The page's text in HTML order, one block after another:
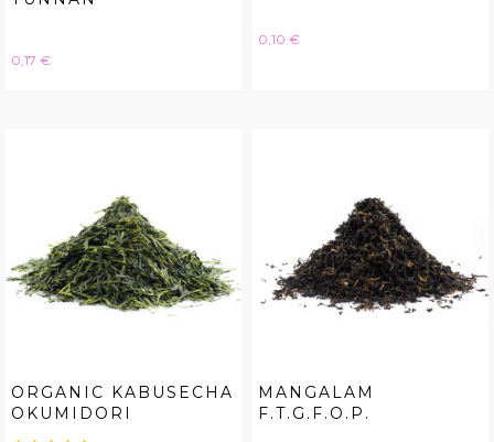
Hinta
0,17 €
Hinta
0,10 €
ORGANIC KABUSECHA
OKUMIDORI
MANGALAM
F.T.G.F.O.P.